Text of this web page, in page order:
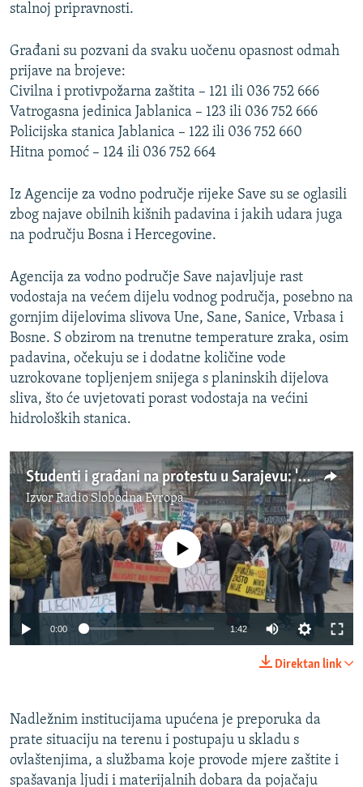
stalnoj pripravnosti.
Građani su pozvani da svaku uočenu opasnost odmah
prijave na brojeve:
Civilna i protivpožarna zaštita – 121 ili 036 752 666
Vatrogasna jedinica Jablanica – 123 ili 036 752 666
Policijska stanica Jablanica – 122 ili 036 752 660
Hitna pomoć – 124 ili 036 752 664
Iz Agencije za vodno područje rijeke Save su se oglasili
zbog najave obilnih kišnih padavina i jakih udara juga
na području Bosna i Hercegovine.
Agencija za vodno područje Save najavljuje rast
vodostaja na većem dijelu vodnog područja, posebno na
gornjim dijelovima slivova Une, Sane, Sanice, Vrbasa i
Bosne. S obzirom na trenutne temperature zraka, osim
padavina, očekuju se i dodatne količine vode
uzrokovane topljenjem snijega s planinskih dijelova
sliva, što će uvjetovati porast vodostaja na većini
hidroloških stanica.
Studenti i građani na protestu u Sarajevu: 'Ko je odgovoran za smrt 27 ljudi?'
IzvorRadio Slobodna Evropa
720p 1080p
No media source currently available
0:00 1:42 Auto
480p
720p
1080p
Direktan link
Nadležnim institucijama upućena je preporuka da
prate situaciju na terenu i postupaju u skladu s
ovlaštenjima, a službama koje provode mjere zaštite i
spašavanja ljudi i materijalnih dobara da pojačaju